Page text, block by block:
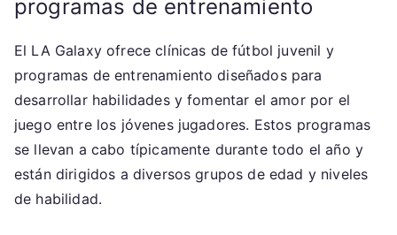
programas de entrenamiento
El LA Galaxy ofrece clínicas de fútbol juvenil y
programas de entrenamiento diseñados para
desarrollar habilidades y fomentar el amor por el
juego entre los jóvenes jugadores. Estos programas
se llevan a cabo típicamente durante todo el año y
están dirigidos a diversos grupos de edad y niveles
de habilidad.